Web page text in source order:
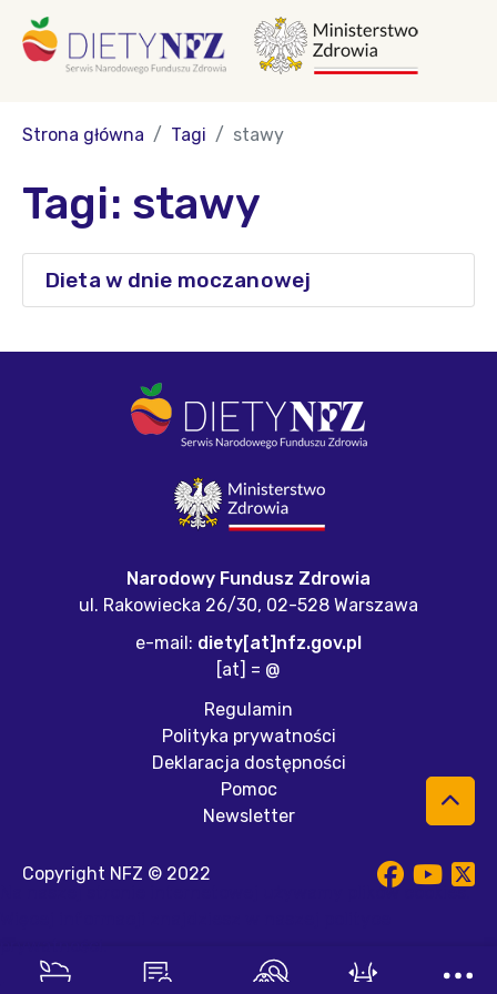
Strona główna Tagi stawy
Tagi: stawy
Dieta w dnie moczanowej
Narodowy Fundusz Zdrowia
ul. Rakowiecka 26/30, 02-528 Warszawa
e-mail: diety[at]nfz.gov.pl
[at] = @
Regulamin
Polityka prywatności
Deklaracja dostępności
Pomoc
Newsletter
Copyright NFZ © 2022
Na naszej stronie internetowej używamy plików cookies.